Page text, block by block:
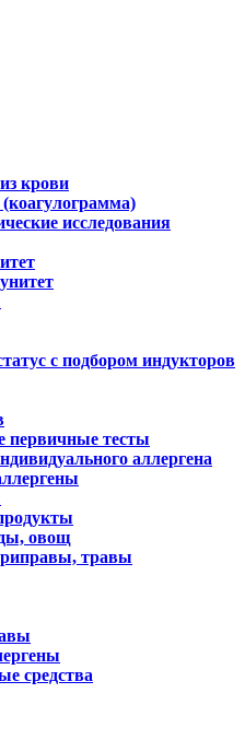
крови
исследования
с подбором индукторов
первичные тесты
аллергена
овощ
травы
средства